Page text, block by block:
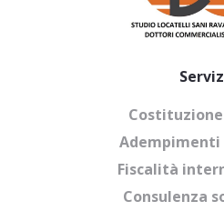
Fiscalità
Consulenza